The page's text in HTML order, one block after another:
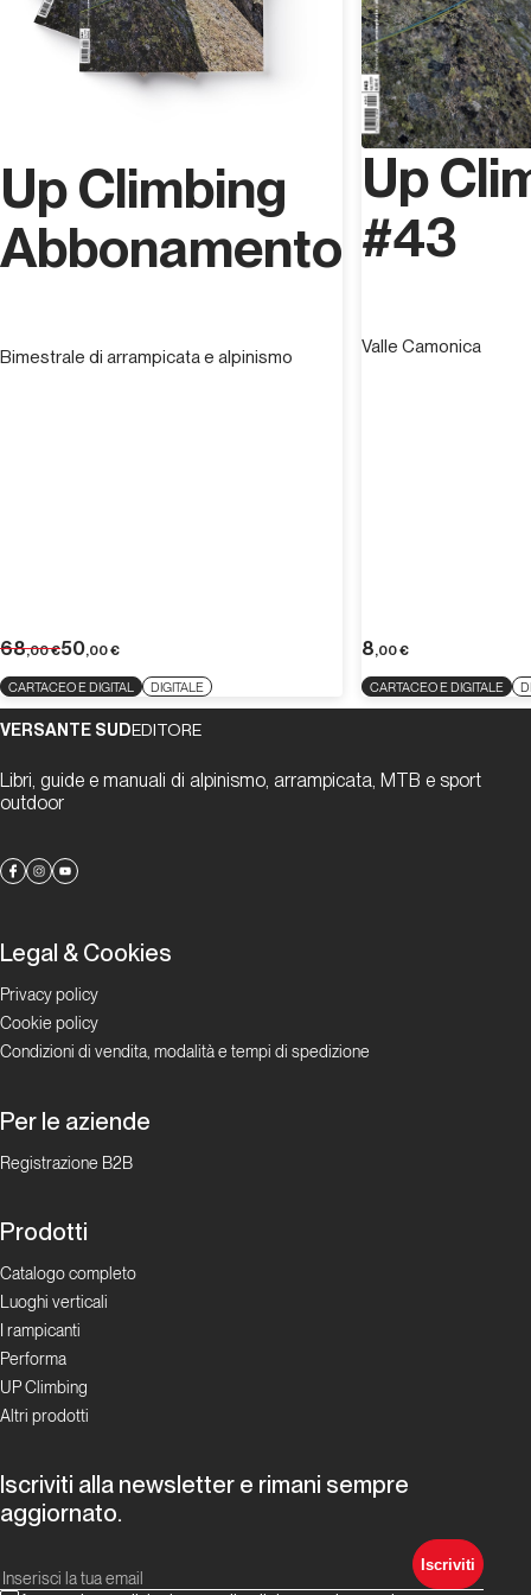
Up Climbing
Abbonamento
Bimestrale di arrampicata e alpinismo
68,00€50,00€
CARTACEO E DIGITAL DIGITALE
Up
#43
Valle Camonica
8,00€
CARTACEO E DIGITALE
VERSANTE SUDEDITORE
Libri, guide e manuali di alpinismo, arrampicata, MTB e sport
outdoor
Legal & Cookies
Privacy policy
Cookie policy
Condizioni di vendita, modalità e tempi di spedizione
Per le aziende
Registrazione B2B
Prodotti
Catalogo completo
Luoghi verticali
I rampicanti
Performa
UP Climbing
Altri prodotti
Iscriviti alla newsletter e rimani sempre
aggiornato.
Iscriviti